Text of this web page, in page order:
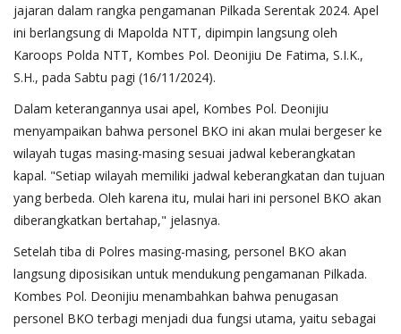
jajaran dalam rangka pengamanan Pilkada Serentak 2024. Apel
ini berlangsung di Mapolda NTT, dipimpin langsung oleh
Karoops Polda NTT, Kombes Pol. Deonijiu De Fatima, S.I.K.,
S.H., pada Sabtu pagi (16/11/2024).
Dalam keterangannya usai apel, Kombes Pol. Deonijiu
menyampaikan bahwa personel BKO ini akan mulai bergeser ke
wilayah tugas masing-masing sesuai jadwal keberangkatan
kapal. "Setiap wilayah memiliki jadwal keberangkatan dan tujuan
yang berbeda. Oleh karena itu, mulai hari ini personel BKO akan
diberangkatkan bertahap," jelasnya.
Setelah tiba di Polres masing-masing, personel BKO akan
langsung diposisikan untuk mendukung pengamanan Pilkada.
Kombes Pol. Deonijiu menambahkan bahwa penugasan
personel BKO terbagi menjadi dua fungsi utama, yaitu sebagai